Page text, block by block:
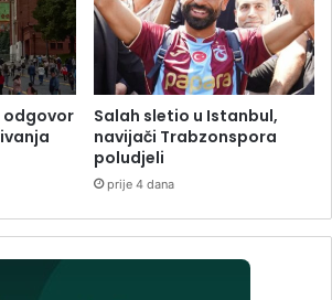
odgovor
Salah sletio u Istanbul,
navijači Trabzonspora
poludjeli
prije 4 dana